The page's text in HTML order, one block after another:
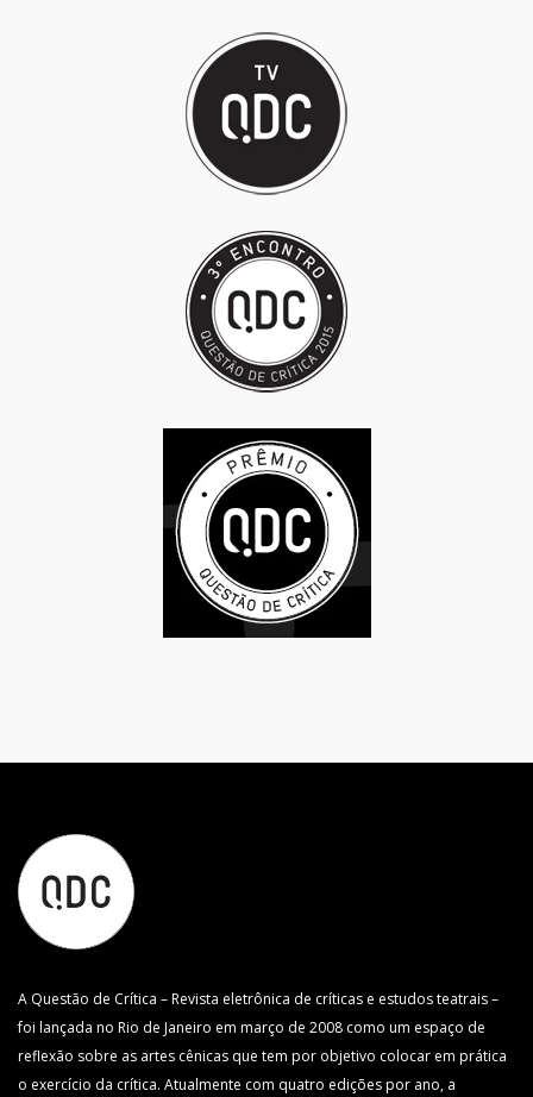
A Questão de Crítica – Revista eletrônica de críticas e estudos teatrais –
foi lançada no Rio de Janeiro em março de 2008 como um espaço de
reflexão sobre as artes cênicas que tem por objetivo colocar em prática
o exercício da crítica. Atualmente com quatro edições por ano, a